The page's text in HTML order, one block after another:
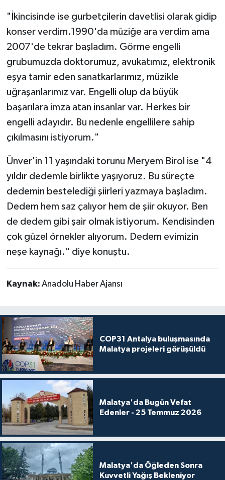
"İkincisinde ise gurbetçilerin davetlisi olarak gidip
konser verdim.1990'da müziğe ara verdim ama
2007'de tekrar başladım. Görme engelli
grubumuzda doktorumuz, avukatımız, elektronik
eşya tamir eden sanatkarlarımız, müzikle
uğraşanlarımız var. Engelli olup da büyük
başarılara imza atan insanlar var. Herkes bir
engelli adayıdır. Bu nedenle engellilere sahip
çıkılmasını istiyorum."
Ünver'in 11 yaşındaki torunu Meryem Birol ise "4
yıldır dedemle birlikte yaşıyoruz. Bu süreçte
dedemin bestelediği şiirleri yazmaya başladım.
Dedem hem saz çalıyor hem de şiir okuyor. Ben
de dedem gibi şair olmak istiyorum. Kendisinden
çok güzel örnekler alıyorum. Dedem evimizin
neşe kaynağı." diye konuştu.
Kaynak: Anadolu Haber Ajansı
COP31 Antalya buluşmasında
Malatya projeleri görüşüldü
Malatya'da Bugün Vefat
Edenler - 25 Temmuz 2026
Malatya'da Öğleden Sonra
Kuvvetli Yağış Bekleniyor